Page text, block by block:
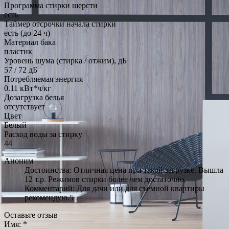
Программа стирки шерсти
есть
Таймер отсрочки начала стирки
есть (до 24 ч)
Материал бака
пластик
Уровень шума (стирка / отжим), дБ
57 / 72 дБ
Потребляемая энергия
0.11 кВт*ч/кг
Дозагрузка белья
отсутствует
Цвет
Белый
Расход воды за стирку
44
Аноним
Достоинства: Отличная цена при такой загрузке. Вышла
12 т.р. Режимов стирки более чем достаточно.
Комментарий: Для дачи или для съемной квартиры
рекомендую.5
Оставьте отзыв
Имя: *